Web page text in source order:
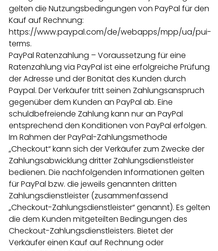
gelten die Nutzungsbedingungen von PayPal für den
Kauf auf Rechnung:
https://www.paypal.com/de/webapps/mpp/ua/pui-
terms.
PayPal Ratenzahlung – Voraussetzung für eine
Ratenzahlung via PayPal ist eine erfolgreiche Prüfung
der Adresse und der Bonität des Kunden durch
Paypal. Der Verkäufer tritt seinen Zahlungsanspruch
gegenüber dem Kunden an PayPal ab. Eine
schuldbefreiende Zahlung kann nur an PayPal
entsprechend den Konditionen von PayPal erfolgen.
Im Rahmen der PayPal-Zahlungsmethode
„Checkout“ kann sich der Verkäufer zum Zwecke der
Zahlungsabwicklung dritter Zahlungsdienstleister
bedienen. Die nachfolgenden Informationen gelten
für PayPal bzw. die jeweils genannten dritten
Zahlungsdienstleister (zusammenfassend
„Checkout-Zahlungsdienstleister“ genannt). Es gelten
die dem Kunden mitgeteilten Bedingungen des
Checkout-Zahlungsdienstleisters. Bietet der
Verkäufer einen Kauf auf Rechnung oder